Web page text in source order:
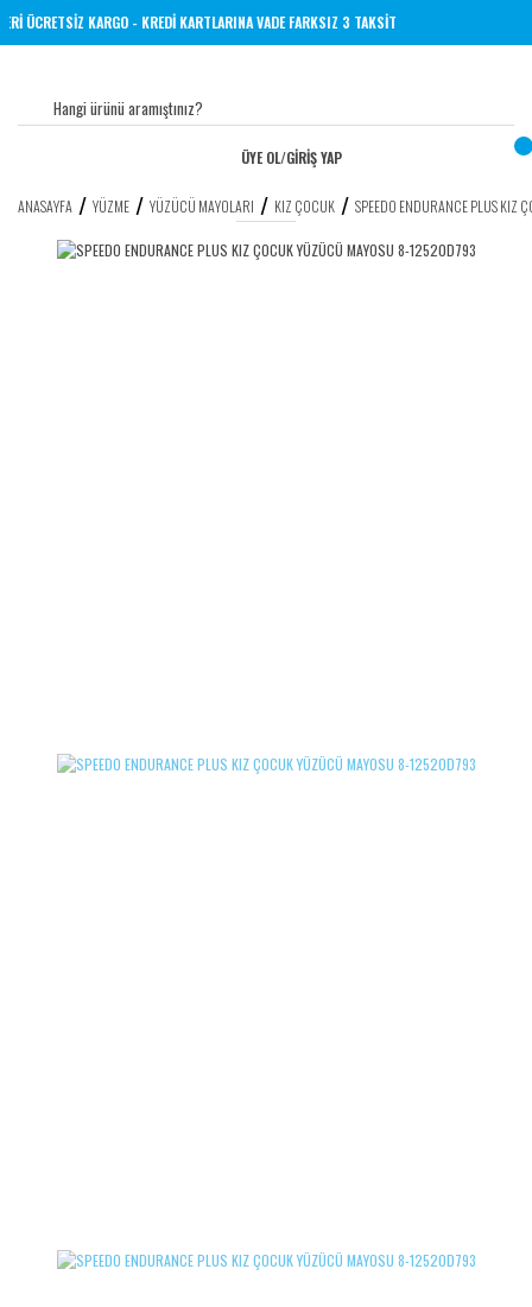
ÜCRETSİZ KARGO - KREDİ KARTLARINA VADE FARKSIZ 3 TAKSİT
ÜYE OL/GİRİŞ YAP
ANASAYFA YÜZME YÜZÜCÜ MAYOLARI KIZ ÇOCUK SPEEDO ENDURANCE PLUS